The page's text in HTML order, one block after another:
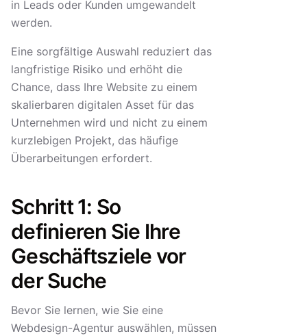
in Leads oder Kunden umgewandelt
werden.
Eine sorgfältige Auswahl reduziert das
langfristige Risiko und erhöht die
Chance, dass Ihre Website zu einem
skalierbaren digitalen Asset für das
Unternehmen wird und nicht zu einem
kurzlebigen Projekt, das häufige
Überarbeitungen erfordert.
Schritt 1: So
definieren Sie Ihre
Geschäftsziele vor
der Suche
Bevor Sie lernen, wie Sie eine
Webdesign-Agentur auswählen, müssen